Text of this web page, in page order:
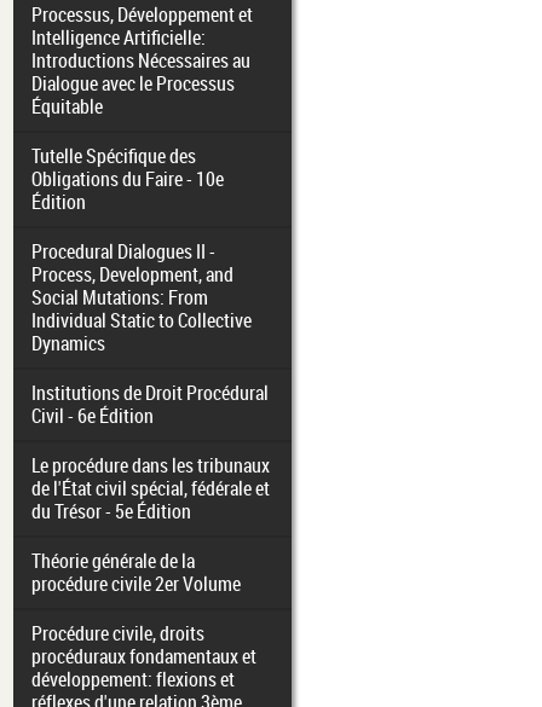
Processus, Développement et
Intelligence Artificielle:
Introductions Nécessaires au
Dialogue avec le Processus
Équitable
Tutelle Spécifique des
Obligations du Faire - 10e
Édition
Procedural Dialogues II -
Process, Development, and
Social Mutations: From
Individual Static to Collective
Dynamics
Institutions de Droit Procédural
Civil - 6e Édition
Le procédure dans les tribunaux
de l'État civil spécial, fédérale et
du Trésor - 5e Édition
Théorie générale de la
procédure civile 2er Volume
Procédure civile, droits
procéduraux fondamentaux et
développement: flexions et